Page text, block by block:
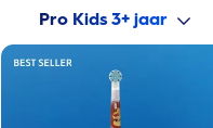
Pro Kids 3+ jaar